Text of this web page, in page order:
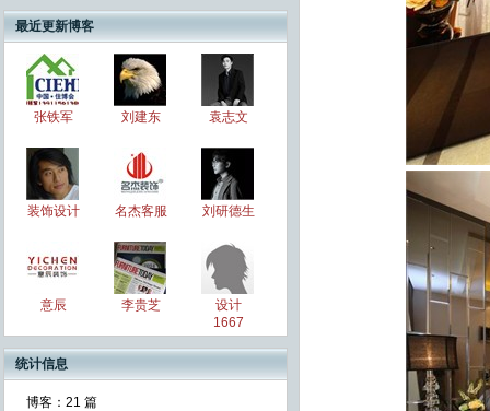
最近更新博客
张铁军 刘建东 袁志文
装饰设计 名杰客服 刘研德生
意辰 李贵芝
设计
1667
统计信息
博客： 21 篇